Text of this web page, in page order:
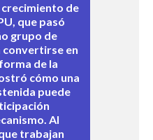
crecimiento de
que pasó
grupo de
convertirse en
de la
cómo una
puede
Al
trabajan
la coalición
ilustró
contribuir a
de
civil y
puso de
creciente
de la
de
que
la Intersex
del
de
nuevas
diálogo con
de Justicia